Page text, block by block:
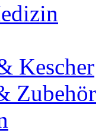
Kescher
Zubehör